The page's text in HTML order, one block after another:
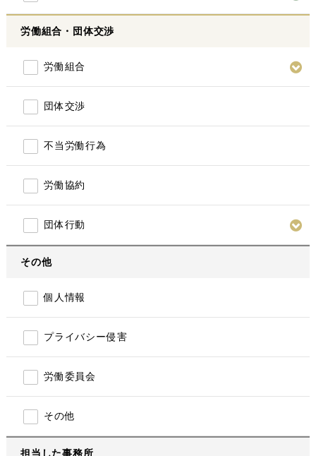
労働組合・団体交渉
労働組合
団体交渉
不当労働行為
労働協約
団体行動
その他
個人情報
プライバシー侵害
労働委員会
その他
担当した事務所